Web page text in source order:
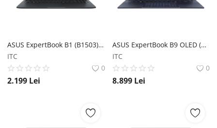
ASUS ExpertBook B1 (B1503) ASUS
ITC
0
2.199 Lei
ASUS ExpertBook B9 OLED (B9403, Series 1 intel) ASUS
ITC
0
8.899 Lei